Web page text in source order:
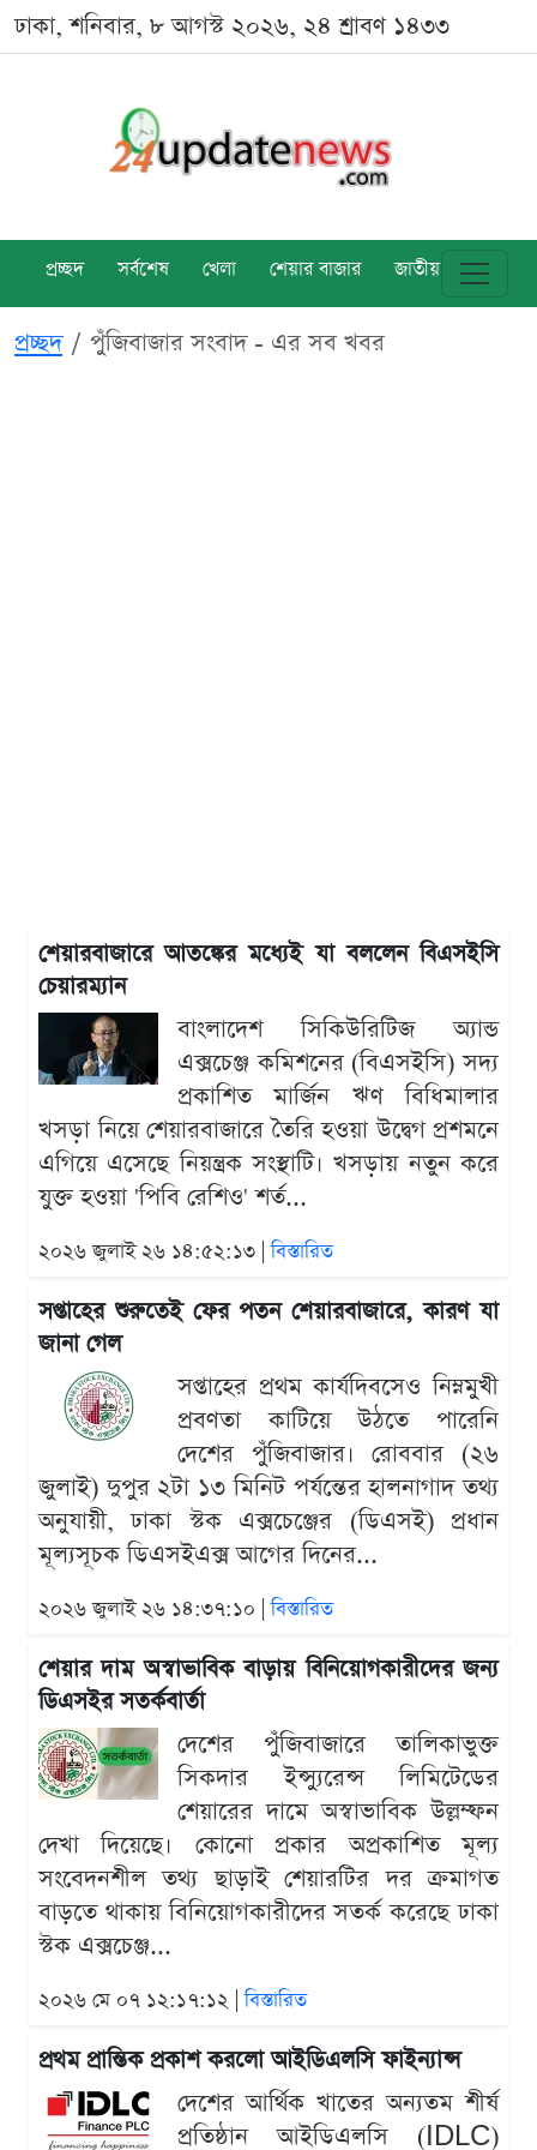
ঢাকা, শনিবার, ৮ আগস্ট ২০২৬, ২৪ শ্রাবণ ১৪৩৩
প্রচ্ছদ সর্বশেষ খেলা শেয়ার বাজার জাতীয় বিশ্ব
প্রচ্ছদ পুঁজিবাজার সংবাদ - এর সব খবর
শেয়ারবাজারে আতঙ্কের মধ্যেই যা বললেন বিএসইসি
চেয়ারম্যান
বাংলাদেশ সিকিউরিটিজ অ্যান্ড
এক্সচেঞ্জ কমিশনের (বিএসইসি) সদ্য
প্রকাশিত মার্জিন ঋণ বিধিমালার
খসড়া নিয়ে শেয়ারবাজারে তৈরি হওয়া উদ্বেগ প্রশমনে
এগিয়ে এসেছে নিয়ন্ত্রক সংস্থাটি। খসড়ায় নতুন করে
যুক্ত হওয়া 'পিবি রেশিও' শর্ত...
২০২৬ জুলাই ২৬ ১৪:৫২:১৩ |বিস্তারিত
সপ্তাহের শুরুতেই ফের পতন শেয়ারবাজারে, কারণ যা
জানা গেল
সপ্তাহের প্রথম কার্যদিবসেও নিম্নমুখী
প্রবণতা কাটিয়ে উঠতে পারেনি
দেশের পুঁজিবাজার। রোববার (২৬
জুলাই) দুপুর ২টা ১৩ মিনিট পর্যন্তের হালনাগাদ তথ্য
অনুযায়ী, ঢাকা স্টক এক্সচেঞ্জের (ডিএসই) প্রধান
মূল্যসূচক ডিএসইএক্স আগের দিনের...
২০২৬ জুলাই ২৬ ১৪:৩৭:১০ |বিস্তারিত
শেয়ার দাম অস্বাভাবিক বাড়ায় বিনিয়োগকারীদের জন্য
ডিএসইর সতর্কবার্তা
দেশের পুঁজিবাজারে তালিকাভুক্ত
সিকদার ইন্স্যুরেন্স লিমিটেডের
শেয়ারের দামে অস্বাভাবিক উল্লম্ফন
দেখা দিয়েছে। কোনো প্রকার অপ্রকাশিত মূল্য
সংবেদনশীল তথ্য ছাড়াই শেয়ারটির দর ক্রমাগত
বাড়তে থাকায় বিনিয়োগকারীদের সতর্ক করেছে ঢাকা
স্টক এক্সচেঞ্জ...
২০২৬ মে ০৭ ১২:১৭:১২ |বিস্তারিত
প্রথম প্রান্তিক প্রকাশ করলো আইডিএলসি ফাইন্যান্স
দেশের আর্থিক খাতের অন্যতম শীর্ষ
প্রতিষ্ঠান আইডিএলসি (IDLC)